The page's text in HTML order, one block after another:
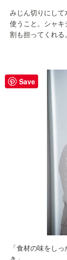
みじん切りにして
使うこと。シャキ
割も担ってくれる。
「食材の味をし
Save